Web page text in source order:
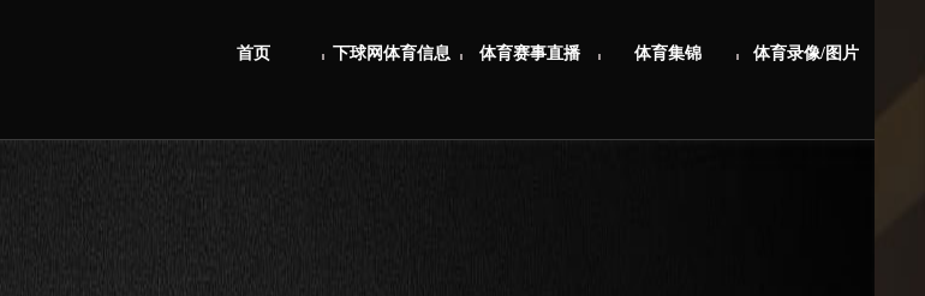
首页 下球网体育信息 体育赛事直播 体育集锦 体育录像/图片